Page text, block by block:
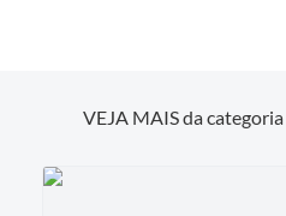
VEJA MAIS da categoria